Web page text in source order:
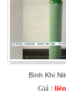
Bình Khí
Giá :